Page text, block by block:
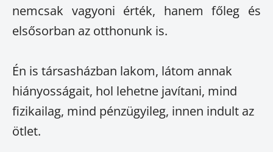
nemcsak vagyoni érték, hanem főleg és
elsősorban az otthonunk is.
Én is társasházban lakom, látom annak
hiányosságait, hol lehetne javítani, mind
fizikailag, mind pénzügyileg, innen indult az
ötlet.